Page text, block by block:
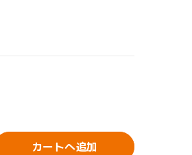
カートへ追加